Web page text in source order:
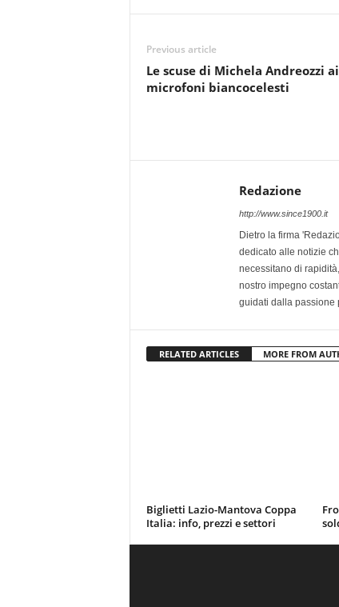
Previous article
Le scuse di Michela Andreozzi ai
microfoni biancocelesti
Redazione
http://www.since1900.it
Dietro la firma
dedicato alle notizie
necessitano di
nostro impegno
guidati dalla passione
RELATED ARTICLES MORE FROM
Biglietti Lazio-Mantova Coppa
Italia: info, prezzi e settori